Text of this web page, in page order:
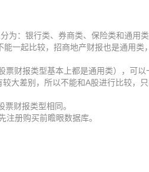
为：银行类、券商类、保险类和通用
一起比较，招商地产财报也是通用类
财报类型基本上都是通用类），可以
大差别，所以不能和A股进行比较，
财报类型相同。
册购买前瞻眼数据库。